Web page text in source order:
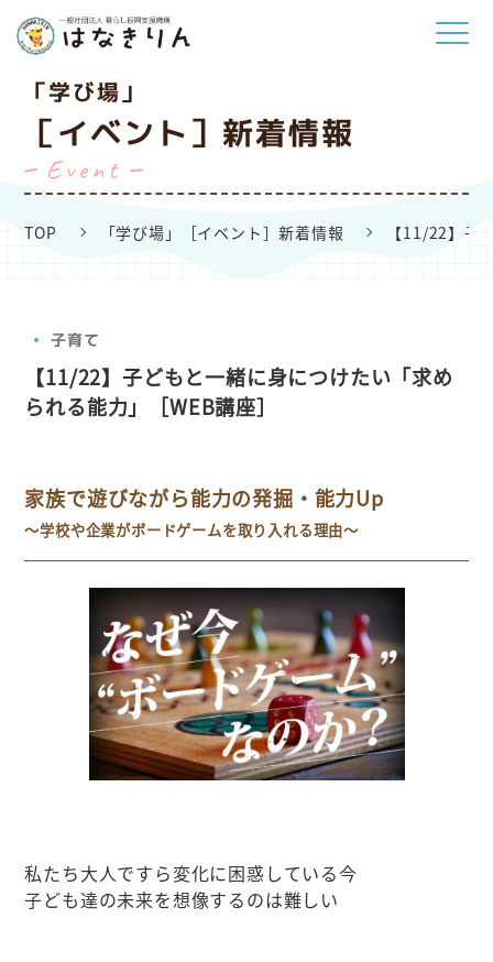
「学び場」
［イベント］新着情報
Event
TOP 「学び場」［イベント］新着情報 【11/22】子
子育て
【11/22】子どもと一緒に身につけたい「求め
られる能力」［WEB講座］
家族で遊びながら能力の発掘・能力Up
～学校や企業がボードゲームを取り入れる理由～
私たち大人ですら変化に困惑している今
子ども達の未来を想像するのは難しい